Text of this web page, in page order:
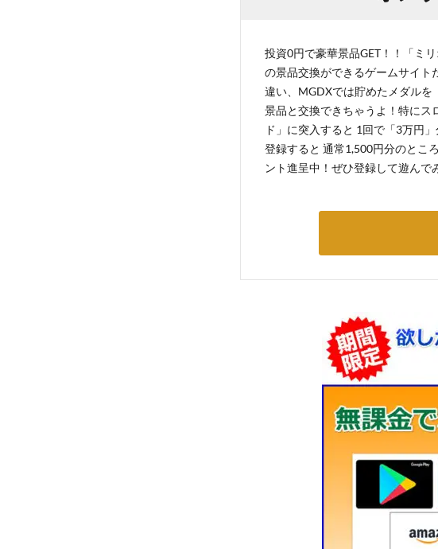
投資0円で豪華景品GET！！「ミ
の景品交換ができるゲームサイト
違い、MGDXでは貯めたメダル
景品と交換できちゃうよ！特にス
ド」に突入すると 1回で「3万円
登録すると 通常1,500円分のとこ
ント進呈中！ぜひ登録して遊んで